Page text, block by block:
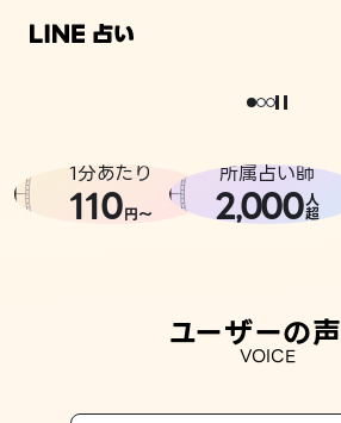
相談事例
どうせなら
。
1分あたり
110円〜
所属占い師
2,000人
超
ユーザーの声
VOICE